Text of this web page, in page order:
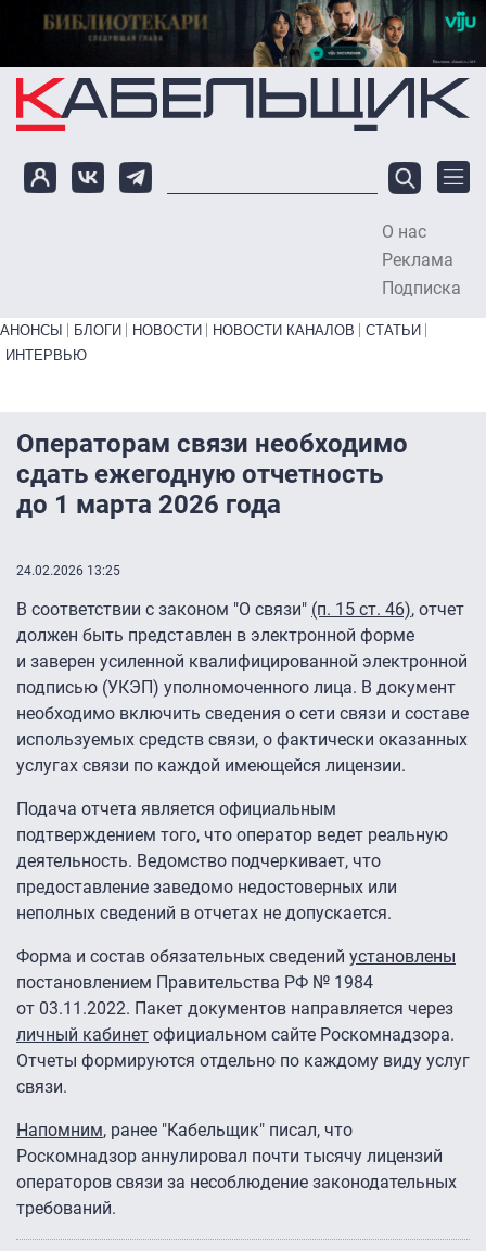
Перейти к основному содержанию
О нас
Реклама
Подписка
Primary links bottom
АНОНСЫ БЛОГИ НОВОСТИ НОВОСТИ КАНАЛОВ
СТАТЬИ
ИНТЕРВЬЮ
Операторам связи необходимо
сдать ежегодную отчетность
до 1 марта 2026 года
24.02.2026 13:25
В соответствии с законом "О связи" (п. 15 ст. 46), отчет
должен быть представлен в электронной форме
и заверен усиленной квалифицированной электронной
подписью (УКЭП) уполномоченного лица. В документ
необходимо включить сведения о сети связи и составе
используемых средств связи, о фактически оказанных
услугах связи по каждой имеющейся лицензии.
Подача отчета является официальным
подтверждением того, что оператор ведет реальную
деятельность. Ведомство подчеркивает, что
предоставление заведомо недостоверных или
неполных сведений в отчетах не допускается.
Форма и состав обязательных сведений установлены
постановлением Правительства РФ № 1984
от 03.11.2022. Пакет документов направляется через
личный кабинет официальном сайте Роскомнадзора.
Отчеты формируются отдельно по каждому виду услуг
связи.
Напомним, ранее "Кабельщик" писал, что
Роскомнадзор аннулировал почти тысячу лицензий
операторов связи за несоблюдение законодательных
требований.